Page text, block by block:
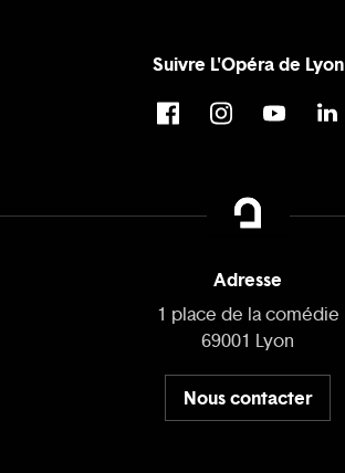
Suivre L'Opéra de Lyon
Adresse
1 place de la comédie
69001 Lyon
Nous contacter